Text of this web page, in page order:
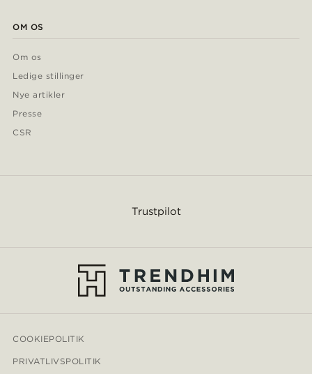
OM OS
Om os
Ledige stillinger
Nye artikler
Presse
CSR
Trustpilot
COOKIEPOLITIK
PRIVATLIVSPOLITIK